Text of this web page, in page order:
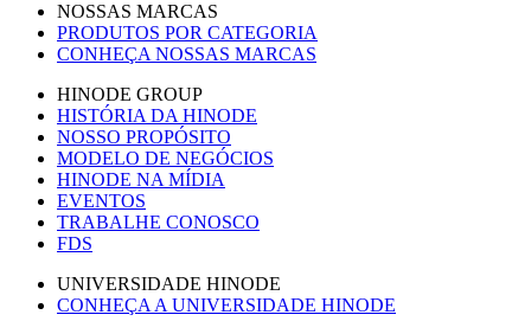
NOSSAS MARCAS
PRODUTOS POR CATEGORIA
CONHEÇA NOSSAS MARCAS
HINODE GROUP
HISTÓRIA DA HINODE
NOSSO PROPÓSITO
MODELO DE NEGÓCIOS
HINODE NA MÍDIA
EVENTOS
TRABALHE CONOSCO
FDS
UNIVERSIDADE HINODE
CONHEÇA A UNIVERSIDADE HINODE